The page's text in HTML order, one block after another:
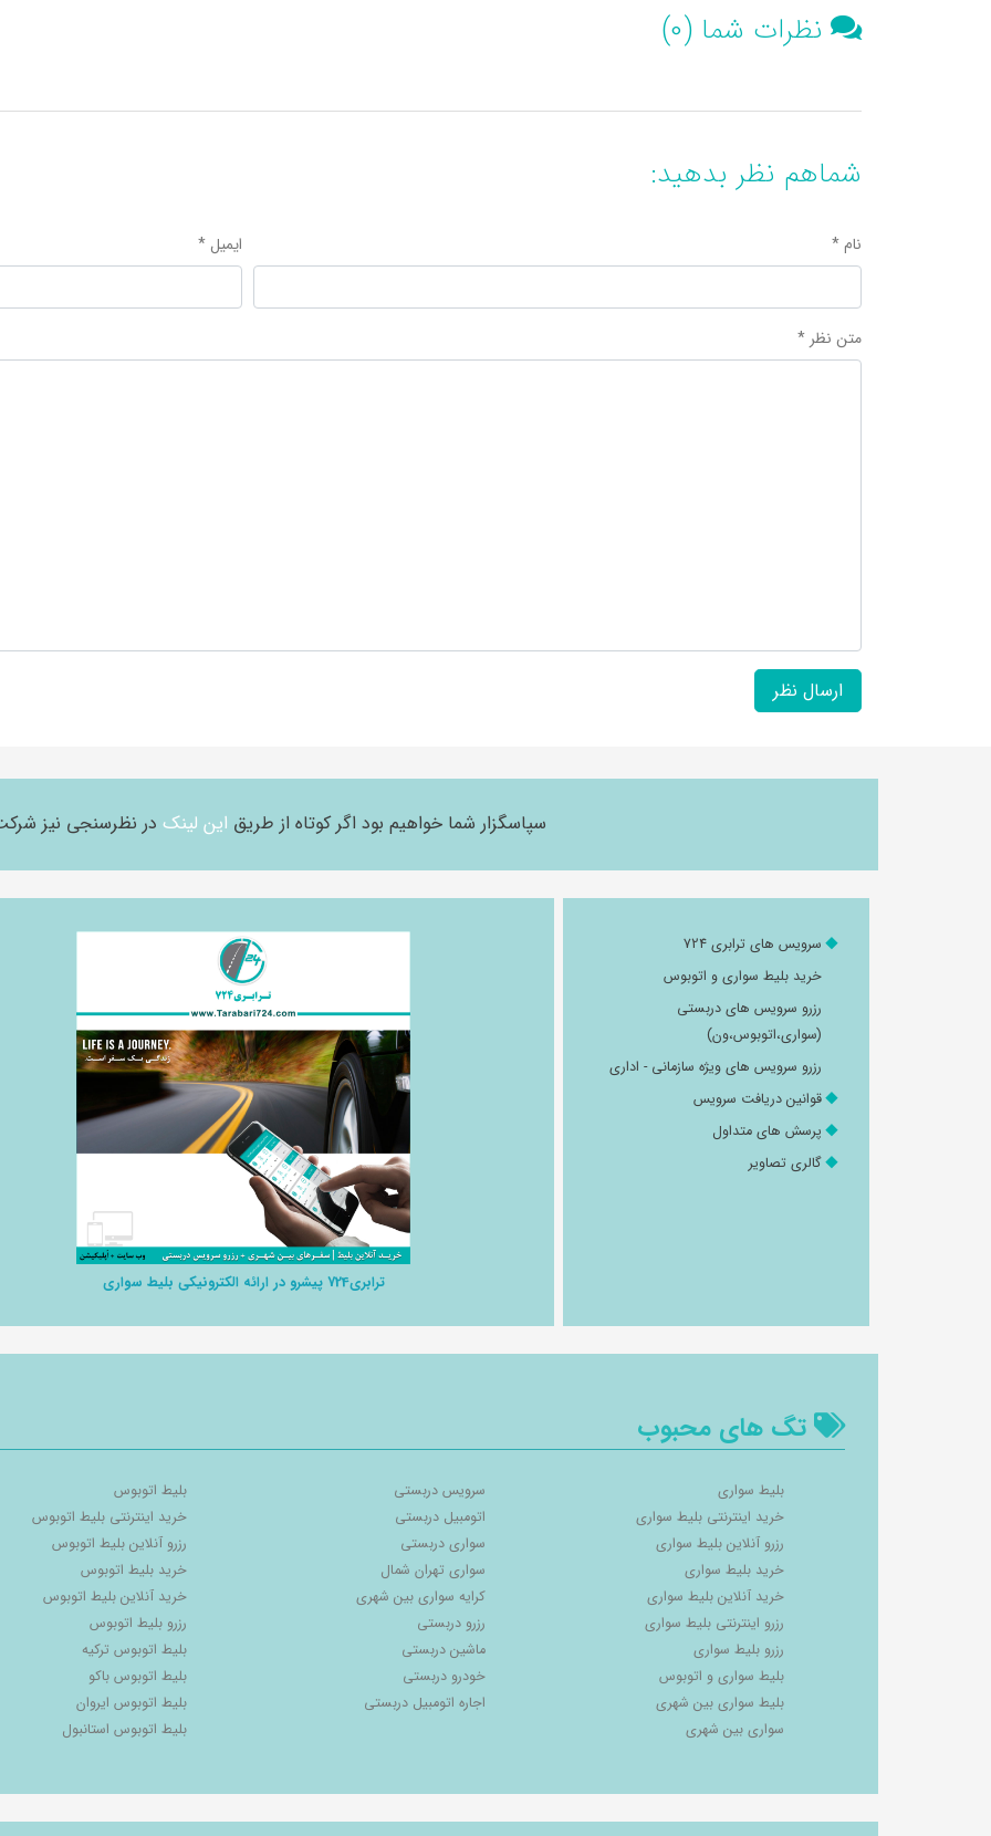
نظرات شما (0)
شماهم نظر بدهید:
نام * ایمیل *
متن نظر *
سپاسگزار شما خواهیم بود اگر کوتاه از طریق این لینک در نظرسنجی نیز
سرویس های ترابری 724
خرید بلیط سواری و اتوبوس
رزرو سرویس های دربستی
(سواری،اتوبوس،ون)
رزرو سرویس های ویژه سازمانی - اداری
قوانین دریافت سرویس
پرسش های متداول
گالری تصاویر
ترابری724 پیشرو در ارائه الکترونیکی بلیط سواری
تگ های محبوب
بلیط سواری
خرید اینترنتی بلیط سواری
رزرو آنلاین بلیط سواری
خرید بلیط سواری
خرید آنلاین بلیط سواری
رزرو اینترنتی بلیط سواری
رزرو بلیط سواری
بلیط سواری و اتوبوس
بلیط سواری بین شهری
سواری بین شهری
سرویس دربستی
اتومبیل دربستی
سواری دربستی
سواری تهران شمال
کرایه سواری بین شهری
رزرو دربستی
ماشین دربستی
خودرو دربستی
اجاره اتومبیل دربستی
بلیط اتوبوس
خرید اینترنتی بلیط اتوبوس
رزرو آنلاین بلیط اتوبوس
خرید بلیط اتوبوس
خرید آنلاین بلیط اتوبوس
رزرو بلیط اتوبوس
بلیط اتوبوس ترکیه
بلیط اتوبوس باکو
بلیط اتوبوس ایروان
بلیط اتوبوس استانبول